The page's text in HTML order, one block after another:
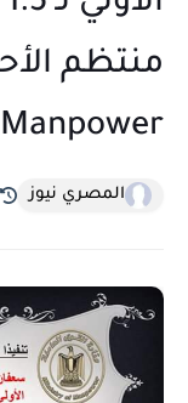
Manpower
المصري نيوز